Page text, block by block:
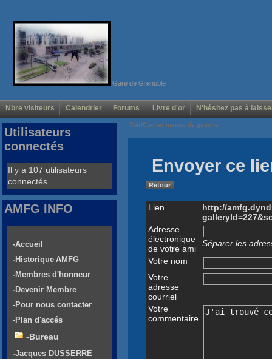
Gare de Grenoble
Nbre visiteurs Calendrier Forums Livre d'or N'hésitez pas à
Voir/Cacher menus de gauche
Envoyer ce
Retour
Lien
http://
Adresse
électronique
de votre ami
Séparer les
Votre nom
Votre
adresse
courriel
Votre
commentaire
Utilisateurs
connectés
Il y a 107 utilisateurs
connectés
AMFG INFO
-Accueil
-Historique AMFG
-Membres d'honneur
-Devenir Membre
-Pour nous contacter
-Plan d'accés
-Bureau
-Jacques DUSSERRE